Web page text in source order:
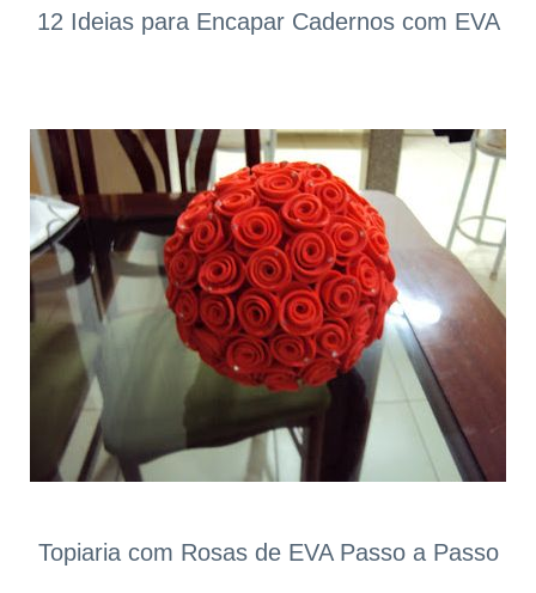
12 Ideias para Encapar Cadernos com EVA
Topiaria com Rosas de EVA Passo a Passo